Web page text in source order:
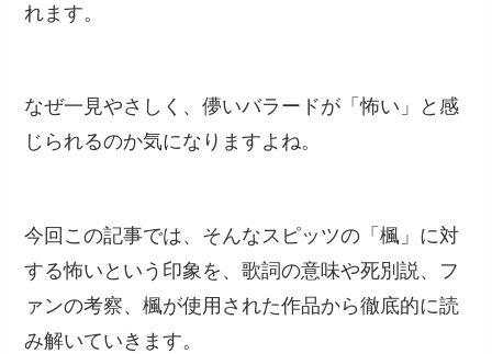
れます。
なぜ一見やさしく、儚いバラードが「怖い」と感
じられるのか気になりますよね。
今回この記事では、そんなスピッツの「楓」に対
する怖いという印象を、歌詞の意味や死別説、フ
ァンの考察、楓が使用された作品から徹底的に読
み解いていきます。